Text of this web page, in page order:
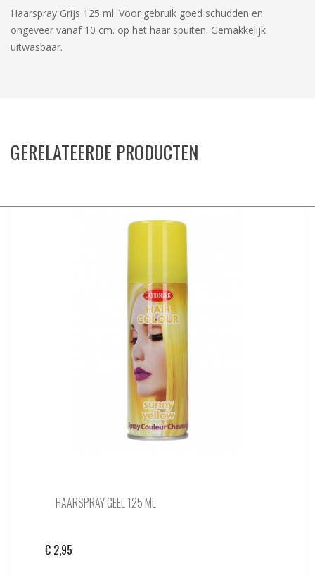
Haarspray Grijs 125 ml. Voor gebruik goed schudden en
ongeveer vanaf 10 cm. op het haar spuiten. Gemakkelijk
uitwasbaar.
GERELATEERDE PRODUCTEN
HAARSPRAY GEEL 125 ML
€ 2,95